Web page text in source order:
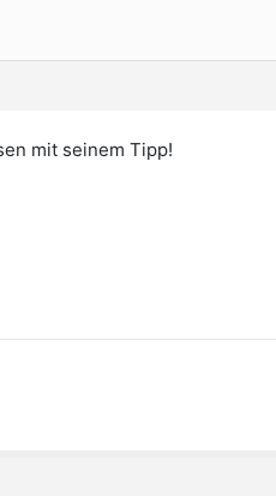
mit seinem Tipp!